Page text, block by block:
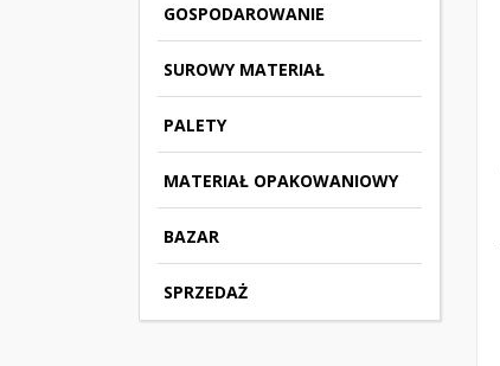
GOSPODAROWANIE
SUROWY MATERIAŁ
PALETY
MATERIAŁ OPAKOWANIOWY
BAZAR
SPRZEDAŻ